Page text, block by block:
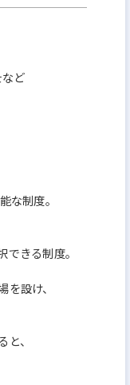
ど
な制度。
きる制度。
設け、
、